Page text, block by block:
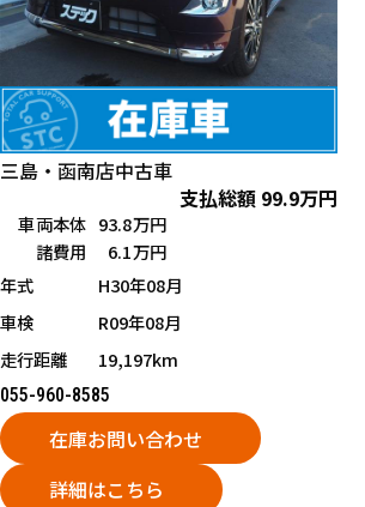
三島・函南店中古車
支払総額 99.9万円
車両本体 93.8万円
諸費用
6.1万円
年式
H30年08月
車検
R09年08月
走行距離
19,197km
055-960-8585
在庫お問い合わせ
詳細はこちら